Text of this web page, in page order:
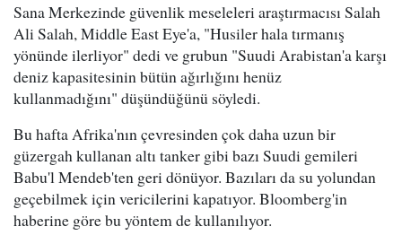
Sana Merkezinde güvenlik meseleleri araştırmacısı Salah
Ali Salah, Middle East Eye'a, "Husiler hala tırmanış
yönünde ilerliyor" dedi ve grubun "Suudi Arabistan'a karşı
deniz kapasitesinin bütün ağırlığını henüz
kullanmadığını" düşündüğünü söyledi.
Bu hafta Afrika'nın çevresinden çok daha uzun bir
güzergah kullanan altı tanker gibi bazı Suudi gemileri
Babu'l Mendeb'ten geri dönüyor. Bazıları da su yolundan
geçebilmek için vericilerini kapatıyor. Bloomberg'in
haberine göre bu yöntem de kullanılıyor.